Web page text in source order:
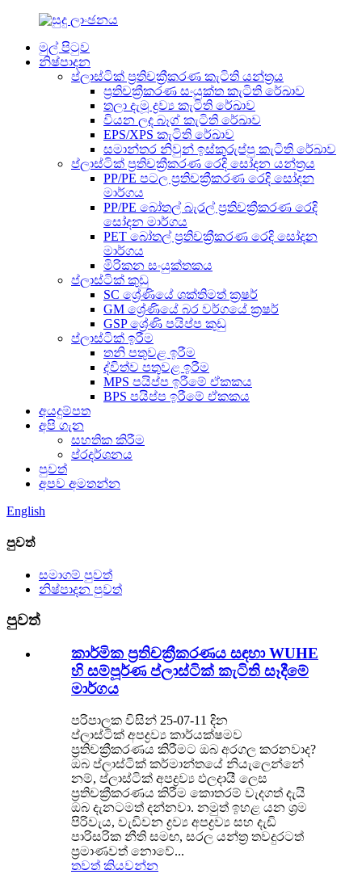
මුල් පිටුව
නිෂ්පාදන
ප්ලාස්ටික් ප්‍රතිචක්‍රීකරණ කැටිති යන්ත්‍රය
ප්‍රතිචක්‍රීකරණ සංයුක්ත කැටිති රේඛාව
තලා දැමූ ද්‍රව්‍ය කැටිති රේඛාව
වියන ලද බෑග් කැටිති රේඛාව
EPS/XPS කැටිති රේඛාව
සමාන්තර නිවුන් ඉස්කුරුප්පු කැටිති රේඛාව
ප්ලාස්ටික් ප්‍රතිචක්‍රීකරණ රෙදි සෝදන යන්ත්‍රය
PP/PE පටල ප්‍රතිචක්‍රීකරණ රෙදි සෝදන
මාර්ගය
PP/PE බෝතල් බැරල් ප්‍රතිචක්‍රීකරණ රෙදි
සෝදන මාර්ගය
PET බෝතල් ප්‍රතිචක්‍රීකරණ රෙදි සෝදන
මාර්ගය
මිරිකන සංයුක්තකය
ප්ලාස්ටික් කුඩු
SC ශ්‍රේණියේ ශක්තිමත් ක්‍රෂර්
GM ශ්‍රේණියේ බර වර්ගයේ ක්‍රෂර්
GSP ශ්‍රේණි පයිප්ප කුඩු
ප්ලාස්ටික් ඉරීම
තනි පතුවළ ඉරීම
ද්විත්ව පතුවළ ඉරීම
MPS පයිප්ප ඉරීමේ ඒකකය
BPS පයිප්ප ඉරීමේ ඒකකය
අයදුම්පත
අපි ගැන
සහතික කිරීම
ප්රදර්ශනය
පුවත්
අපව අමතන්න
English
පුවත්
සමාගම් පුවත්
නිෂ්පාදන පුවත්
පුවත්
කාර්මික ප්‍රතිචක්‍රීකරණය සඳහා WUHE
හි සම්පූර්ණ ප්ලාස්ටික් කැටිති සෑදීමේ
මාර්ගය
පරිපාලක විසින් 25-07-11 දින
ප්ලාස්ටික් අපද්‍රව්‍ය කාර්යක්ෂමව
ප්‍රතිචක්‍රීකරණය කිරීමට ඔබ අරගල කරනවාද?
ඔබ ප්ලාස්ටික් කර්මාන්තයේ නියැලෙන්නේ
නම්, ප්ලාස්ටික් අපද්‍රව්‍ය ඵලදායී ලෙස
ප්‍රතිචක්‍රීකරණය කිරීම කොතරම් වැදගත් දැයි
ඔබ දැනටමත් දන්නවා. නමුත් ඉහළ යන ශ්‍රම
පිරිවැය, වැඩිවන ද්‍රව්‍ය අපද්‍රව්‍ය සහ දැඩි
පාරිසරික නීති සමඟ, සරල යන්ත්‍ර තවදුරටත්
ප්‍රමාණවත් නොවේ...
තවත් කියවන්න